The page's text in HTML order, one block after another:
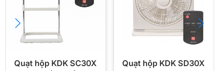
Quạt hộp KDK SS30X có tiết kiệm điện
không?
dịp cuối tháng. Đặc biệt là vào dịp hè đến, thời tiết nắng nóng
Quạt hộp KDK SC30X
Quạt hộp KDK SD30X